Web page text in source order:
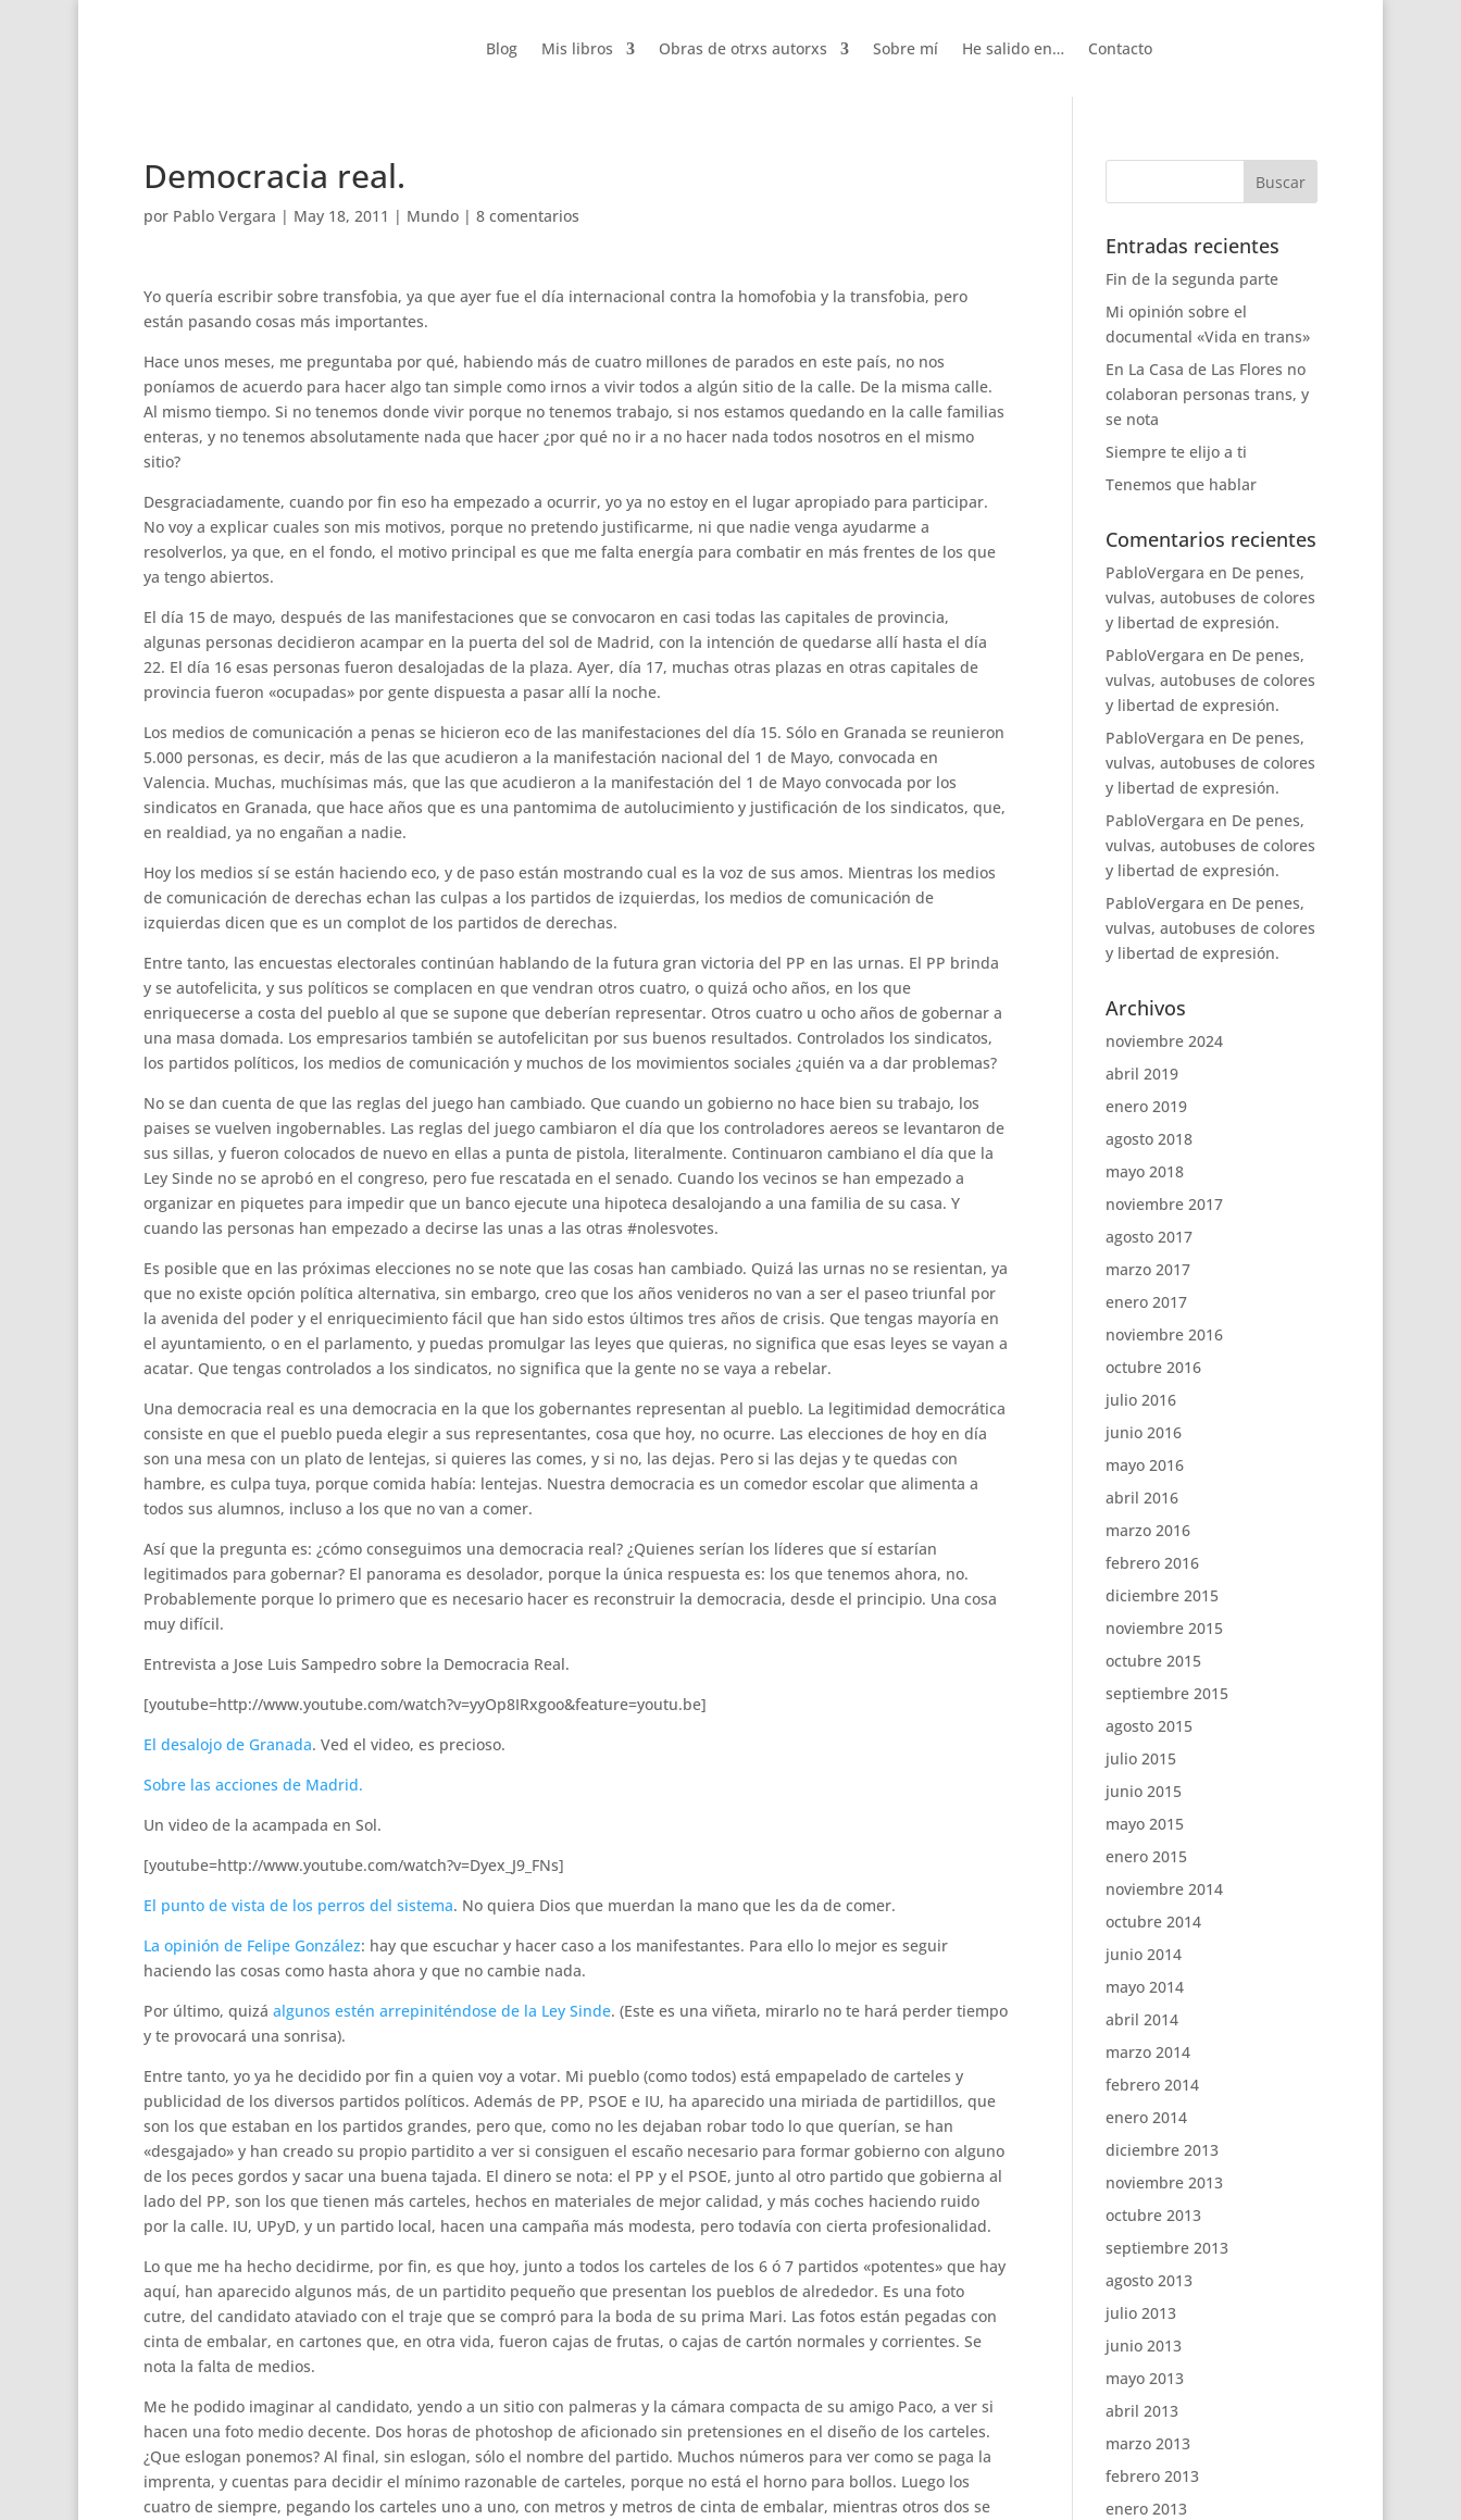
Blog Mis libros Obras de otrxs autorxs Sobre mí He salido en… Contacto
Democracia real.
por Pablo Vergara | May 18, 2011 | Mundo | 8 comentarios
Yo quería escribir sobre transfobia, ya que ayer fue el día internacional contra la homofobia y la transfobia, pero
están pasando cosas más importantes.
Hace unos meses, me preguntaba por qué, habiendo más de cuatro millones de parados en este país, no nos
poníamos de acuerdo para hacer algo tan simple como irnos a vivir todos a algún sitio de la calle. De la misma calle.
Al mismo tiempo. Si no tenemos donde vivir porque no tenemos trabajo, si nos estamos quedando en la calle familias
enteras, y no tenemos absolutamente nada que hacer ¿por qué no ir a no hacer nada todos nosotros en el mismo
sitio?
Desgraciadamente, cuando por fin eso ha empezado a ocurrir, yo ya no estoy en el lugar apropiado para participar.
No voy a explicar cuales son mis motivos, porque no pretendo justificarme, ni que nadie venga ayudarme a
resolverlos, ya que, en el fondo, el motivo principal es que me falta energía para combatir en más frentes de los que
ya tengo abiertos.
El día 15 de mayo, después de las manifestaciones que se convocaron en casi todas las capitales de provincia,
algunas personas decidieron acampar en la puerta del sol de Madrid, con la intención de quedarse allí hasta el día
22. El día 16 esas personas fueron desalojadas de la plaza. Ayer, día 17, muchas otras plazas en otras capitales de
provincia fueron «ocupadas» por gente dispuesta a pasar allí la noche.
Los medios de comunicación a penas se hicieron eco de las manifestaciones del día 15. Sólo en Granada se reunieron
5.000 personas, es decir, más de las que acudieron a la manifestación nacional del 1 de Mayo, convocada en
Valencia. Muchas, muchísimas más, que las que acudieron a la manifestación del 1 de Mayo convocada por los
sindicatos en Granada, que hace años que es una pantomima de autolucimiento y justificación de los sindicatos, que,
en realdiad, ya no engañan a nadie.
Hoy los medios sí se están haciendo eco, y de paso están mostrando cual es la voz de sus amos. Mientras los medios
de comunicación de derechas echan las culpas a los partidos de izquierdas, los medios de comunicación de
izquierdas dicen que es un complot de los partidos de derechas.
Entre tanto, las encuestas electorales continúan hablando de la futura gran victoria del PP en las urnas. El PP brinda
y se autofelicita, y sus políticos se complacen en que vendran otros cuatro, o quizá ocho años, en los que
enriquecerse a costa del pueblo al que se supone que deberían representar. Otros cuatro u ocho años de gobernar a
una masa domada. Los empresarios también se autofelicitan por sus buenos resultados. Controlados los sindicatos,
los partidos políticos, los medios de comunicación y muchos de los movimientos sociales ¿quién va a dar problemas?
No se dan cuenta de que las reglas del juego han cambiado. Que cuando un gobierno no hace bien su trabajo, los
paises se vuelven ingobernables. Las reglas del juego cambiaron el día que los controladores aereos se levantaron de
sus sillas, y fueron colocados de nuevo en ellas a punta de pistola, literalmente. Continuaron cambiano el día que la
Ley Sinde no se aprobó en el congreso, pero fue rescatada en el senado. Cuando los vecinos se han empezado a
organizar en piquetes para impedir que un banco ejecute una hipoteca desalojando a una familia de su casa. Y
cuando las personas han empezado a decirse las unas a las otras #nolesvotes.
Es posible que en las próximas elecciones no se note que las cosas han cambiado. Quizá las urnas no se resientan, ya
que no existe opción política alternativa, sin embargo, creo que los años venideros no van a ser el paseo triunfal por
la avenida del poder y el enriquecimiento fácil que han sido estos últimos tres años de crisis. Que tengas mayoría en
el ayuntamiento, o en el parlamento, y puedas promulgar las leyes que quieras, no significa que esas leyes se vayan a
acatar. Que tengas controlados a los sindicatos, no significa que la gente no se vaya a rebelar.
Una democracia real es una democracia en la que los gobernantes representan al pueblo. La legitimidad democrática
consiste en que el pueblo pueda elegir a sus representantes, cosa que hoy, no ocurre. Las elecciones de hoy en día
son una mesa con un plato de lentejas, si quieres las comes, y si no, las dejas. Pero si las dejas y te quedas con
hambre, es culpa tuya, porque comida había: lentejas. Nuestra democracia es un comedor escolar que alimenta a
todos sus alumnos, incluso a los que no van a comer.
Así que la pregunta es: ¿cómo conseguimos una democracia real? ¿Quienes serían los líderes que sí estarían
legitimados para gobernar? El panorama es desolador, porque la única respuesta es: los que tenemos ahora, no.
Probablemente porque lo primero que es necesario hacer es reconstruir la democracia, desde el principio. Una cosa
muy difícil.
Entrevista a Jose Luis Sampedro sobre la Democracia Real.
[youtube=http://www.youtube.com/watch?v=yyOp8IRxgoo&feature=youtu.be]
El desalojo de Granada. Ved el video, es precioso.
Sobre las acciones de Madrid.
Un video de la acampada en Sol.
[youtube=http://www.youtube.com/watch?v=Dyex_J9_FNs]
El punto de vista de los perros del sistema. No quiera Dios que muerdan la mano que les da de comer.
La opinión de Felipe González: hay que escuchar y hacer caso a los manifestantes. Para ello lo mejor es seguir
haciendo las cosas como hasta ahora y que no cambie nada.
Por último, quizá algunos estén arrepiniténdose de la Ley Sinde. (Este es una viñeta, mirarlo no te hará perder tiempo
y te provocará una sonrisa).
Entre tanto, yo ya he decidido por fin a quien voy a votar. Mi pueblo (como todos) está empapelado de carteles y
publicidad de los diversos partidos políticos. Además de PP, PSOE e IU, ha aparecido una miriada de partidillos, que
son los que estaban en los partidos grandes, pero que, como no les dejaban robar todo lo que querían, se han
«desgajado» y han creado su propio partidito a ver si consiguen el escaño necesario para formar gobierno con alguno
de los peces gordos y sacar una buena tajada. El dinero se nota: el PP y el PSOE, junto al otro partido que gobierna al
lado del PP, son los que tienen más carteles, hechos en materiales de mejor calidad, y más coches haciendo ruido
por la calle. IU, UPyD, y un partido local, hacen una campaña más modesta, pero todavía con cierta profesionalidad.
Lo que me ha hecho decidirme, por fin, es que hoy, junto a todos los carteles de los 6 ó 7 partidos «potentes» que hay
aquí, han aparecido algunos más, de un partidito pequeño que presentan los pueblos de alrededor. Es una foto
cutre, del candidato ataviado con el traje que se compró para la boda de su prima Mari. Las fotos están pegadas con
cinta de embalar, en cartones que, en otra vida, fueron cajas de frutas, o cajas de cartón normales y corrientes. Se
nota la falta de medios.
Me he podido imaginar al candidato, yendo a un sitio con palmeras y la cámara compacta de su amigo Paco, a ver si
hacen una foto medio decente. Dos horas de photoshop de aficionado sin pretensiones en el diseño de los carteles.
¿Que eslogan ponemos? Al final, sin eslogan, sólo el nombre del partido. Muchos números para ver como se paga la
imprenta, y cuentas para decidir el mínimo razonable de carteles, porque no está el horno para bollos. Luego los
cuatro de siempre, pegando los carteles uno a uno, con metros y metros de cinta de embalar, mientras otros dos se
Entradas recientes
Fin de la segunda parte
Mi opinión sobre el
documental «Vida en trans»
En La Casa de Las Flores no
colaboran personas trans, y
se nota
Siempre te elijo a ti
Tenemos que hablar
Comentarios recientes
PabloVergara en De penes,
vulvas, autobuses de colores
y libertad de expresión.
PabloVergara en De penes,
vulvas, autobuses de colores
y libertad de expresión.
PabloVergara en De penes,
vulvas, autobuses de colores
y libertad de expresión.
PabloVergara en De penes,
vulvas, autobuses de colores
y libertad de expresión.
PabloVergara en De penes,
vulvas, autobuses de colores
y libertad de expresión.
Archivos
noviembre 2024
abril 2019
enero 2019
agosto 2018
mayo 2018
noviembre 2017
agosto 2017
marzo 2017
enero 2017
noviembre 2016
octubre 2016
julio 2016
junio 2016
mayo 2016
abril 2016
marzo 2016
febrero 2016
diciembre 2015
noviembre 2015
octubre 2015
septiembre 2015
agosto 2015
julio 2015
junio 2015
mayo 2015
enero 2015
noviembre 2014
octubre 2014
junio 2014
mayo 2014
abril 2014
marzo 2014
febrero 2014
enero 2014
diciembre 2013
noviembre 2013
octubre 2013
septiembre 2013
agosto 2013
julio 2013
junio 2013
mayo 2013
abril 2013
marzo 2013
febrero 2013
enero 2013